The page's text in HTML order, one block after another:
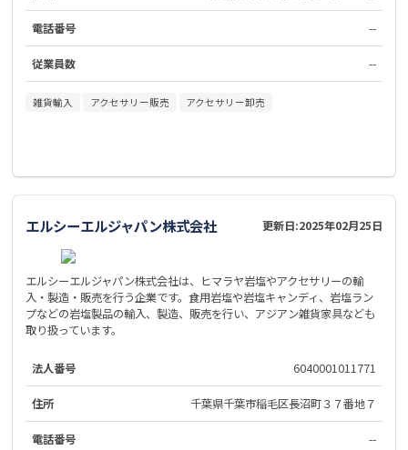
電話番号 --
従業員数 --
雑貨輸入 アクセサリー販売 アクセサリー卸売
エルシーエルジャパン株式会社 更新日:2025年02月25日
エルシーエルジャパン株式会社は、ヒマラヤ岩塩やアクセサリーの輸
入・製造・販売を行う企業です。食用岩塩や岩塩キャンディ、岩塩ラン
プなどの岩塩製品の輸入、製造、販売を行い、アジアン雑貨家具なども
取り扱っています。
法人番号 6040001011771
住所 千葉県千葉市稲毛区長沼町３７番地７
電話番号 --